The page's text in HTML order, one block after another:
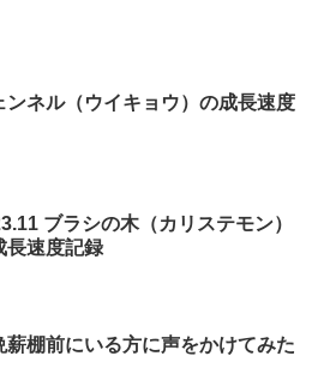
ンネル（ウイキョウ）の成長速度
ブラシの木（カリステモン）
長速度記録
薪棚前にいる方に声をかけてみた